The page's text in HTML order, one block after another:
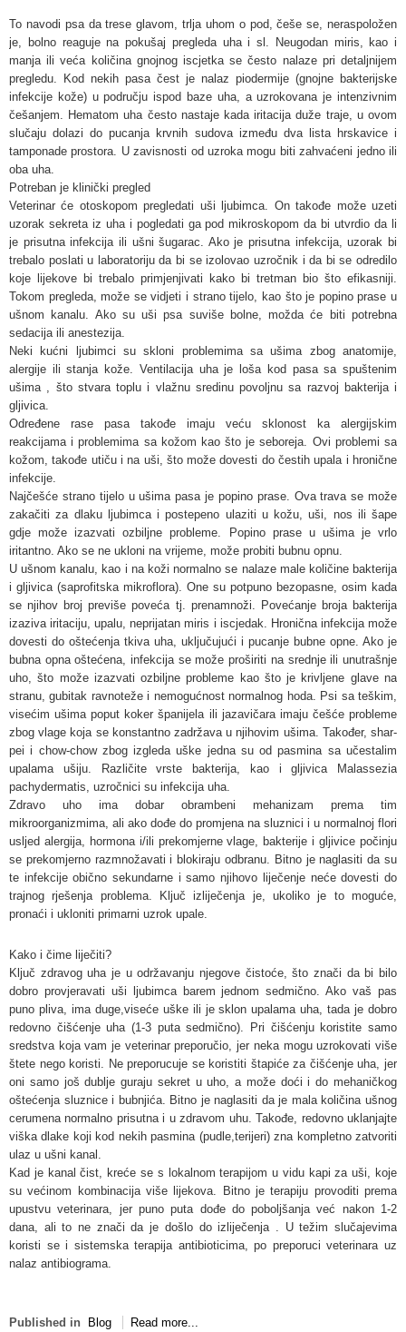
To navodi psa da trese glavom, trlja uhom o pod, češe se, neraspoložen
je, bolno reaguje na pokušaj pregleda uha i sl. Neugodan miris, kao i
manja ili veća količina gnojnog iscjetka se često nalaze pri detaljnijem
pregledu. Kod nekih pasa čest je nalaz piodermije (gnojne bakterijske
infekcije kože) u području ispod baze uha, a uzrokovana je intenzivnim
češanjem. Hematom uha često nastaje kada iritacija duže traje, u ovom
slučaju dolazi do pucanja krvnih sudova između dva lista hrskavice i
tamponade prostora. U zavisnosti od uzroka mogu biti zahvaćeni jedno ili
oba uha.
Potreban je klinički pregled
Veterinar će otoskopom pregledati uši ljubimca. On takođe može uzeti
uzorak sekreta iz uha i pogledati ga pod mikroskopom da bi utvrdio da li
je prisutna infekcija ili ušni šugarac. Ako je prisutna infekcija, uzorak bi
trebalo poslati u laboratoriju da bi se izolovao uzročnik i da bi se odredilo
koje lijekove bi trebalo primjenjivati kako bi tretman bio što efikasniji.
Tokom pregleda, može se vidjeti i strano tijelo, kao što je popino prase u
ušnom kanalu. Ako su uši psa suviše bolne, možda će biti potrebna
sedacija ili anestezija.
Neki kućni ljubimci su skloni problemima sa ušima zbog anatomije,
alergije ili stanja kože. Ventilacija uha je loša kod pasa sa spuštenim
ušima , što stvara toplu i vlažnu sredinu povoljnu sa razvoj bakterija i
gljivica.
Određene rase pasa takođe imaju veću sklonost ka alergijskim
reakcijama i problemima sa kožom kao što je seboreja. Ovi problemi sa
kožom, takođe utiču i na uši, što može dovesti do čestih upala i hronične
infekcije.
Najčešće strano tijelo u ušima pasa je popino prase. Ova trava se može
zakačiti za dlaku ljubimca i postepeno ulaziti u kožu, uši, nos ili šape
gdje može izazvati ozbiljne probleme. Popino prase u ušima je vrlo
iritantno. Ako se ne ukloni na vrijeme, može probiti bubnu opnu.
U ušnom kanalu, kao i na koži normalno se nalaze male količine bakterija
i gljivica (saprofitska mikroflora). One su potpuno bezopasne, osim kada
se njihov broj previše poveća tj. prenamnoži. Povećanje broja bakterija
izaziva iritaciju, upalu, neprijatan miris i iscjedak. Hronična infekcija može
dovesti do oštećenja tkiva uha, uključujući i pucanje bubne opne. Ako je
bubna opna oštećena, infekcija se može proširiti na srednje ili unutrašnje
uho, što može izazvati ozbiljne probleme kao što je krivljene glave na
stranu, gubitak ravnoteže i nemogućnost normalnog hoda. Psi sa teškim,
visećim ušima poput koker španijela ili jazavičara imaju češće probleme
zbog vlage koja se konstantno zadržava u njihovim ušima. Također, shar-
pei i chow-chow zbog izgleda uške jedna su od pasmina sa učestalim
upalama ušiju. Različite vrste bakterija, kao i gljivica Malassezia
pachydermatis, uzročnici su infekcija uha.
Zdravo uho ima dobar obrambeni mehanizam prema tim
mikroorganizmima, ali ako dođe do promjena na sluznici i u normalnoj flori
usljed alergija, hormona i/ili prekomjerne vlage, bakterije i gljivice počinju
se prekomjerno razmnožavati i blokiraju odbranu. Bitno je naglasiti da su
te infekcije obično sekundarne i samo njihovo liječenje neće dovesti do
trajnog rješenja problema. Ključ izliječenja je, ukoliko je to moguće,
pronaći i ukloniti primarni uzrok upale.
Kako i čime liječiti?
Ključ zdravog uha je u održavanju njegove čistoće, što znači da bi bilo
dobro provjeravati uši ljubimca barem jednom sedmično. Ako vaš pas
puno pliva, ima duge,viseće uške ili je sklon upalama uha, tada je dobro
redovno čišćenje uha (1-3 puta sedmično). Pri čišćenju koristite samo
sredstva koja vam je veterinar preporučio, jer neka mogu uzrokovati više
štete nego koristi. Ne preporucuje se koristiti štapiće za čišćenje uha, jer
oni samo još dublje guraju sekret u uho, a može doći i do mehaničkog
oštećenja sluznice i bubnjića. Bitno je naglasiti da je mala količina ušnog
cerumena normalno prisutna i u zdravom uhu. Takođe, redovno uklanjajte
viška dlake koji kod nekih pasmina (pudle,terijeri) zna kompletno zatvoriti
ulaz u ušni kanal.
Kad je kanal čist, kreće se s lokalnom terapijom u vidu kapi za uši, koje
su većinom kombinacija više lijekova. Bitno je terapiju provoditi prema
upustvu veterinara, jer puno puta dođe do poboljšanja već nakon 1-2
dana, ali to ne znači da je došlo do izliječenja . U težim slučajevima
koristi se i sistemska terapija antibioticima, po preporuci veterinara uz
nalaz antibiograma.
Published in Blog Read more...